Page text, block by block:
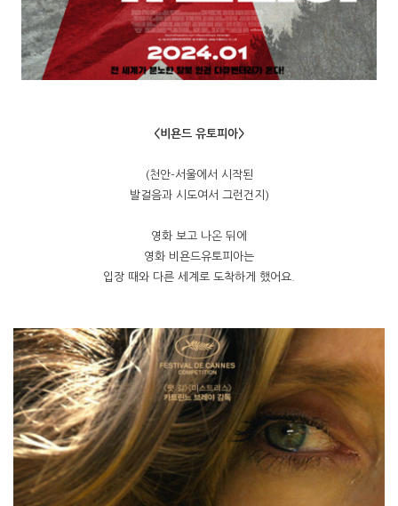
<비욘드 유토피아>
(천안-서울에서 시작된
발걸음과 시도여서 그런건지)
영화 보고 나온 뒤에
영화 비욘드유토피아는
입장 때와 다른 세계로 도착하게 했어요.